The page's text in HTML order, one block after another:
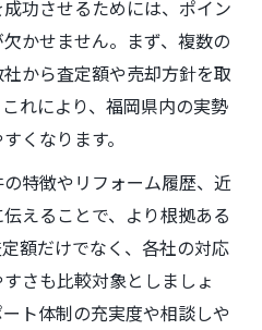
功させるためには、ポイン
かせません。まず、複数の
から査定額や売却方針を取
れにより、福岡県内の実勢
くなります。
特徴やリフォーム履歴、近
えることで、より根拠ある
額だけでなく、各社の対応
さも比較対象としましょ
ト体制の充実度や相談しや